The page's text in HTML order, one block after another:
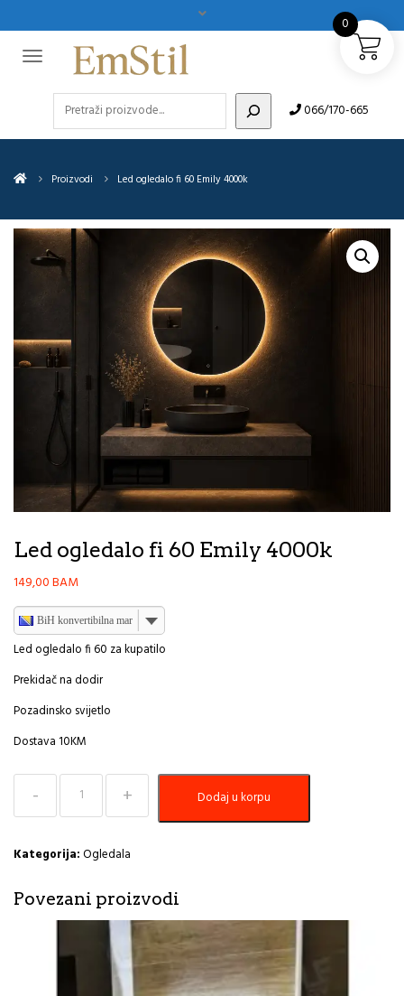
066/170-665
Proizvodi Led ogledalo fi 60 Emily 4000k
Led ogledalo fi 60 Emily 4000k
149,00BAM
BiH konvertibilna marka
Led ogledalo fi 60 za kupatilo
Prekidač na dodir
Pozadinsko svijetlo
Dostava 10KM
Led
ogledalo
fi
Emily
4000k
Dodaj u korpu
Kategorija:Ogledala
Povezani proizvodi
0